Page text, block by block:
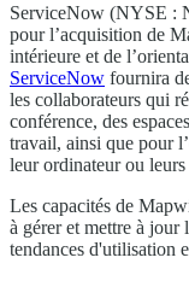
ServiceNow (NYSE :
pour l’acquisition de
intérieure et de
ServiceNow fournira
les collaborateurs qui
conférence, des
travail, ainsi que pour
leur ordinateur ou
Les capacités de
à gérer et mettre à jour
tendances d'utilisation